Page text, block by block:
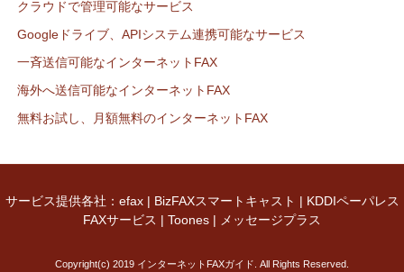
クラウドで管理可能なサービス
Googleドライブ、APIシステム連携可能なサービス
一斉送信可能なインターネットFAX
海外へ送信可能なインターネットFAX
無料お試し、月額無料のインターネットFAX
サービス提供各社： efax| BizFAXスマートキャスト | KDDIペーパレス
FAXサービス | Toones | メッセージプラス
Copyright(c) 2019 インターネットFAXガイド. All Rights Reserved.